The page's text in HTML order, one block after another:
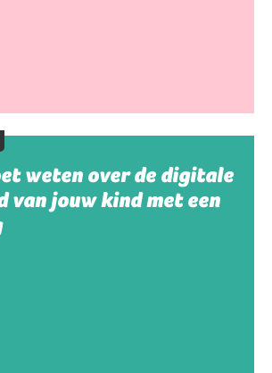
weten over de digitale
van jouw kind met een